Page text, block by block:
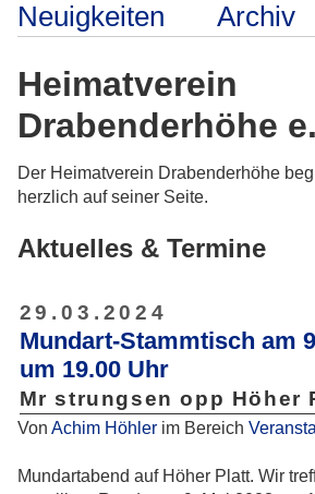
Neuigkeiten Archiv
Heimatverein
Drabenderhöhe
Der Heimatverein Drabenderhöhe
herzlich auf seiner Seite.
Aktuelles & Termine
29.03.2024
Mundart-Stammtisch am
um 19.00 Uhr
Mr strungsen opp Höher
Von Achim Höhler im Bereich
Mundartabend auf Höher Platt. Wir